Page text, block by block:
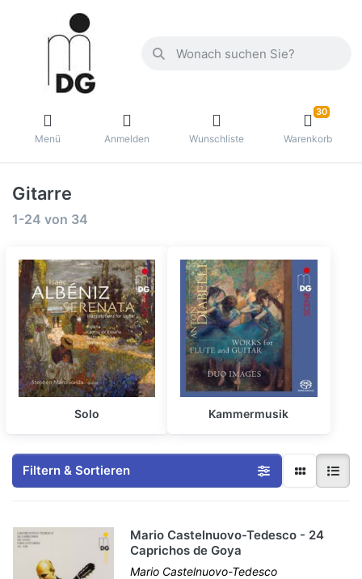
Menü Anmelden Wunschliste
30
Warenkorb
Gitarre
1-24 von 34
Solo Kammermusik
Filtern & Sortieren
Mario Castelnuovo-Tedesco - 24
Caprichos de Goya
Mario Castelnuovo-Tedesco